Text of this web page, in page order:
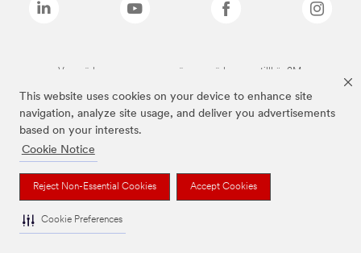
This website uses cookies on your device to enhance site
navigation, analyze site usage, and deliver you advertisements
based on your interests.
Cookie Notice
Reject Non-Essential Cookies Accept Cookies
Cookie Preferences
Varumärken som anges ovan är varumärken som tillhör 3M.